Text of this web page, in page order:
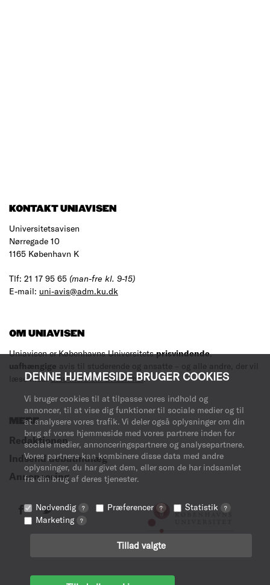
DENNE HJEMMESIDE BRUGER COOKIES
Vi bruger cookies til at tilpasse vores indhold og
annoncer, til at vise dig funktioner til sociale medier og til
at analysere vores trafik. Vi deler også oplysninger om din
brug af vores hjemmeside med vores partnere inden for
sociale medier, annonceringspartnere og analysepartnere.
Vores partnere kan kombinere disse data med andre
oplysninger, du har givet dem, eller som de har indsamlet
fra din brug af deres tjenester.
Nødvendig ? Præferencer ? Statistik ?
Marketing ?
Tillad valgte
KONTAKT UNIAVISEN
Universitetsavisen
Nørregade 10
1165 København K
Tlf: 21 17 95 65 (man-fre kl. 9-15)
E-mail: uni-avis@adm.ku.dk
OM UNIAVISEN
Uniavisen er Københavns Universitetsprisvindende,
uafhængige avis til studerende og ansatte – og alle andre, der vil
læse med.Læs mere om avisen her.
MERE
Redaktionen
Indsend debatindlæg
Annoncering